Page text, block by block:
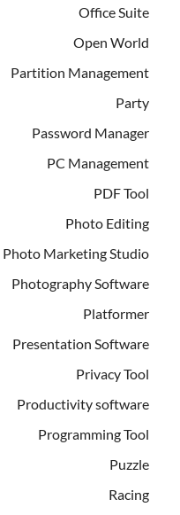
Office Suite
Open World
Partition Management
Party
Password Manager
PC Management
PDF Tool
Photo Editing
Photo Marketing Studio
Photography Software
Platformer
Presentation Software
Privacy Tool
Productivity software
Programming Tool
Puzzle
Racing